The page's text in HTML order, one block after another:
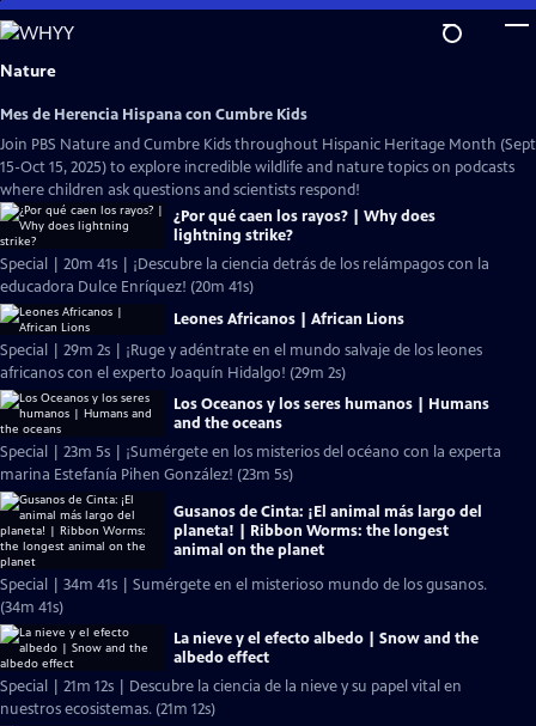
Skip
to
Main
Nature
Mes de Herencia Hispana con Cumbre Kids
Join PBS Nature and Cumbre Kids throughout Hispanic Heritage Month (Sept
15-Oct 15, 2025) to explore incredible wildlife and nature topics on podcasts
where children ask questions and scientists respond!
¿Por qué caen los rayos? | Why does
lightning strike?
Special | 20m 41s | ¡Descubre la ciencia detrás de los relámpagos con la
educadora Dulce Enríquez! (20m 41s)
Leones Africanos | African Lions
Special | 29m 2s | ¡Ruge y adéntrate en el mundo salvaje de los leones
africanos con el experto Joaquín Hidalgo! (29m 2s)
Los Oceanos y los seres humanos | Humans
and the oceans
Special | 23m 5s | ¡Sumérgete en los misterios del océano con la experta
marina Estefanía Pihen González! (23m 5s)
Gusanos de Cinta: ¡El animal más largo del
planeta! | Ribbon Worms: the longest
animal on the planet
Special | 34m 41s | Sumérgete en el misterioso mundo de los gusanos.
(34m 41s)
La nieve y el efecto albedo | Snow and the
albedo effect
Special | 21m 12s | Descubre la ciencia de la nieve y su papel vital en
nuestros ecosistemas. (21m 12s)